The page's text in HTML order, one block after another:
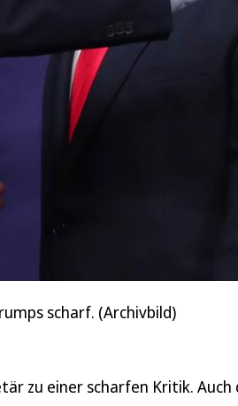
scharf. (Archivbild)
zu einer scharfen Kritik. Auch